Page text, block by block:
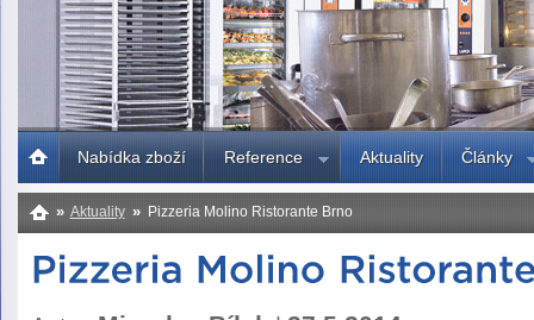
strana
Nabídka zboží Reference Aktuality Články
» Aktuality » Pizzeria Molino Ristorante Brno